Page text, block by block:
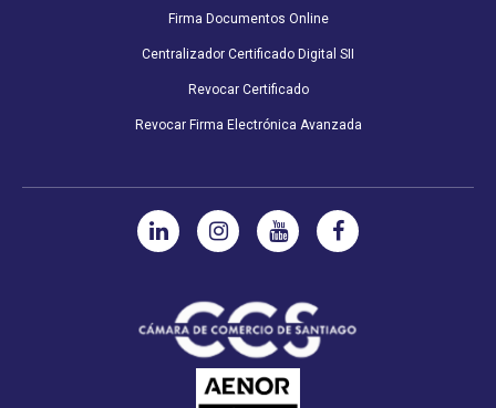
Firma Documentos Online
Centralizador Certificado Digital SII
Revocar Certificado
Revocar Firma Electrónica Avanzada